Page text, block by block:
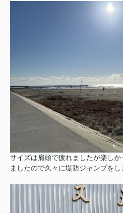
サイズは肩頭で疲れましたが楽し
ましたので久々に堤防ジャンプを